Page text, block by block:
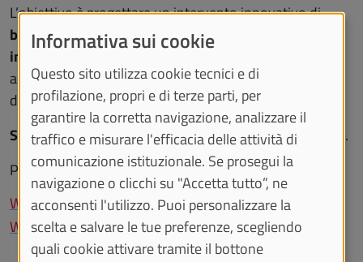
L’obiettivo è progettare un intervento innovativo di
bonifica e riqualificazione di un sistema fluviale
inquinato
, con l’obiettivo di migliorare la qualità delle
acque superficiali e sotterranee e la salute complessiva
dell’ecosistema.
Scadenzaiscrizioni tramite google form: 8 marzo 2026 .
Per tutti i dettagli e il form di iscrizione:
WoW Students’ Challenge - Edison REGEA
WoW Students’ Challenge - Michelin
Informativa sui cookie
Questo sito utilizza cookie tecnici e di
profilazione, propri e di terze parti, per
garantire la corretta navigazione, analizzare il
traffico e misurare l'efficacia delle attività di
comunicazione istituzionale. Se prosegui la
navigazione o clicchi su "Accetta tutto”, ne
acconsenti l'utilizzo. Puoi personalizzare la
scelta e salvare le tue preferenze, scegliendo
quali cookie attivare tramite il bottone